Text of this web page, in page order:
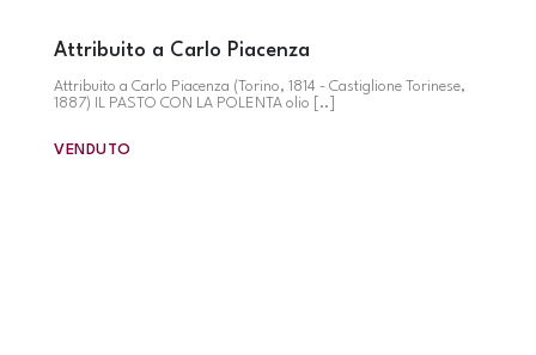
Attribuito a Carlo Piacenza
Attribuito a Carlo Piacenza (Torino, 1814 - Castiglione Torinese,
1887) IL PASTO CON LA POLENTA olio [..]
VENDUTO